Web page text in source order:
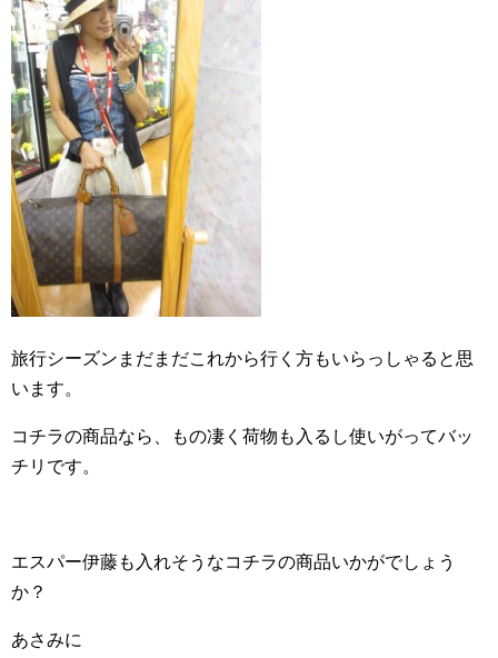
旅行シーズンまだまだこれから行く方もいらっしゃると思
います。
コチラの商品なら、もの凄く荷物も入るし使いがってバッ
チリです。
エスパー伊藤も入れそうなコチラの商品いかがでしょう
か？
あさみに